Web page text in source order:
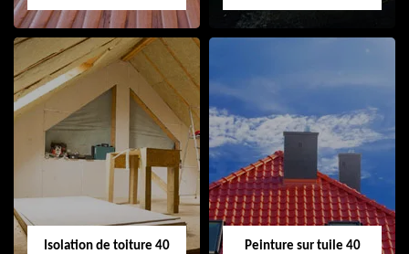
Urgence fuite de
toiture 40
Nettoyage
demoussage
toiture 40
Isolation de toiture 40 Peinture sur tuile 40